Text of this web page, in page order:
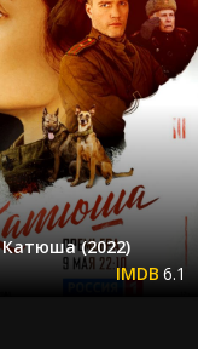
Катюша (2022)
6.1